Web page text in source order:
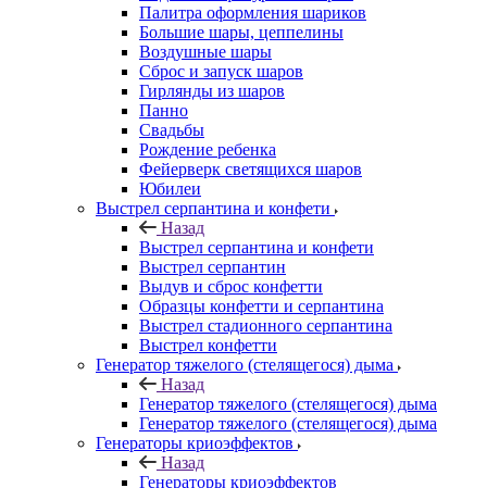
Палитра оформления шариков
Большие шары, цеппелины
Воздушные шары
Сброс и запуск шаров
Гирлянды из шаров
Панно
Свадьбы
Рождение ребенка
Фейерверк светящихся шаров
Юбилеи
Выстрел серпантина и конфети
Назад
Выстрел серпантина и конфети
Выстрел серпантин
Выдув и сброс конфетти
Образцы конфетти и серпантина
Выстрел стадионного серпантина
Выстрел конфетти
Генератор тяжелого (стелящегося) дыма
Назад
Генератор тяжелого (стелящегося) дыма
Генератор тяжелого (стелящегося) дыма
Генераторы криоэффектов
Назад
Генераторы криоэффектов